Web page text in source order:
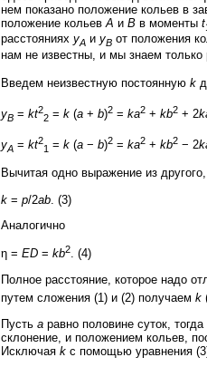
нем показано положение кольев в
положение кольев A и B в моменты t
расстояниях yA и yB от положения
нам не известны, и мы знаем только
Введем неизвестную постоянную k
yB = kt2
2 = k (a + b)2 = ka2 + kb2 + 2
yA = kt2
1 = k (a − b)2 = ka2 + kb2 − 2
Вычитая одно выражение из
k = p/2ab. (3)
Аналогично
η = ED = kb2. (4)
Полное расстояние, которое надо
путем сложения (1) и (2) получаем k
Пусть a равно половине суток, тогда
склонение, и положением кольев,
Исключая k с помощью уравнения